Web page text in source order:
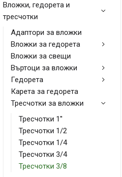
Вложки, гедорета и
тресчотки
Адаптори за вложки
Вложки за гедорета
Вложки за свещи
Въртоци за вложки
Гедорета
Карета за гедорета
Тресчотки за вложки
Тресчотки 1''
Тресчотки 1/2
Тресчотки 1/4
Тресчотки 3/4
Тресчотки 3/8